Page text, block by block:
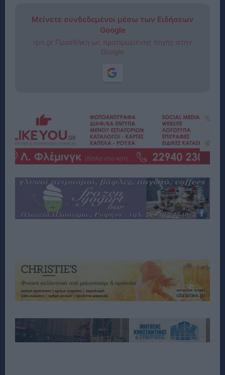
Μείνετε συνδεδεμένοι μέσω των Ειδήσεων
Google
rpn.gr Προσθήκη ως προτιμώμενης πηγής στην
Google